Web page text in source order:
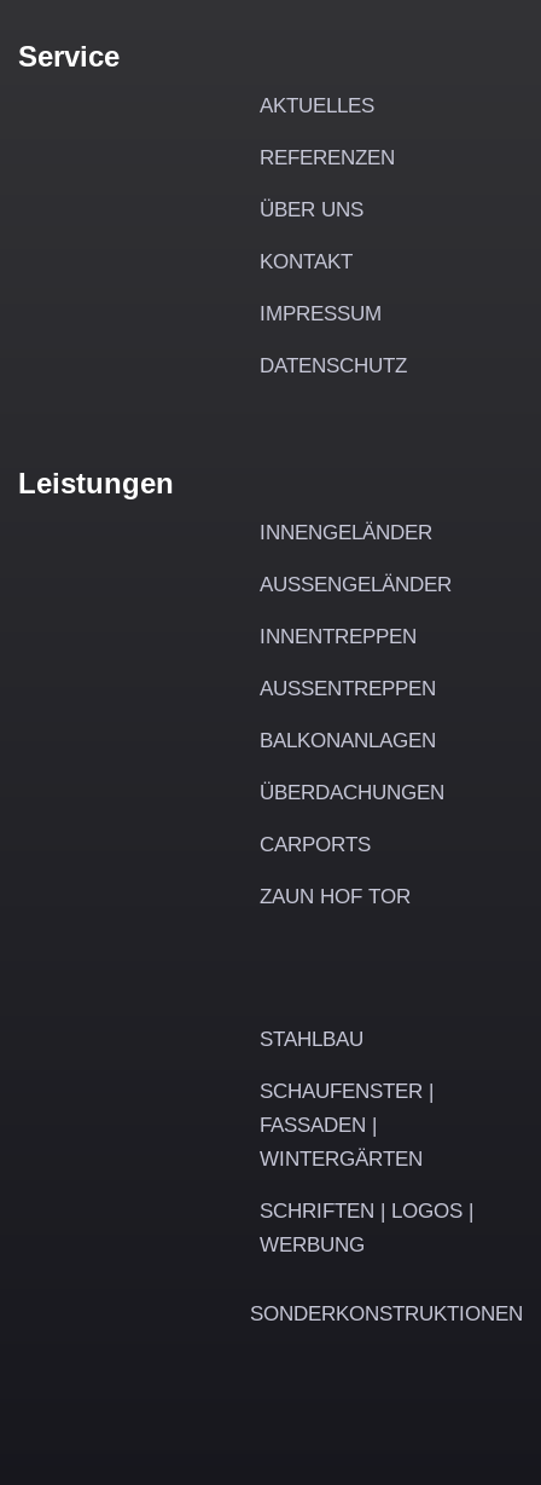
Service
AKTUELLES
REFERENZEN
ÜBER UNS
KONTAKT
IMPRESSUM
DATENSCHUTZ
Leistungen
INNENGELÄNDER
AUSSENGELÄNDER
INNENTREPPEN
AUSSENTREPPEN
BALKONANLAGEN
ÜBERDACHUNGEN
CARPORTS
ZAUN HOF TOR
STAHLBAU
SCHAUFENSTER |
FASSADEN |
WINTERGÄRTEN
SCHRIFTEN | LOGOS |
WERBUNG
SONDERKONSTRUKTIONEN